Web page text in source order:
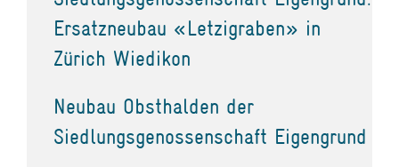
Ersatzneubau «Letzigraben» in
Zürich Wiedikon
Neubau Obsthalden der
Siedlungsgenossenschaft Eigengrund